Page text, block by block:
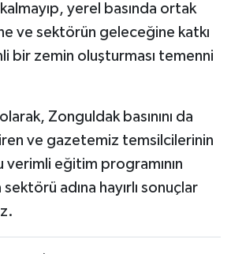
kalmayıp, yerel basında ortak
ve sektörün geleceğine katkı
bir zemin oluşturması temenni
Zonguldak basınını da
ve gazetemiz temsilcilerinin
eğitim programının
adına hayırlı sonuçlar